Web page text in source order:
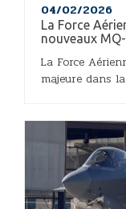
04/02/2026
La Force
nouveaux
La Force
majeure dans